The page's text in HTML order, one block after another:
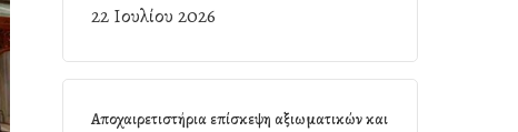
22 Ιουλίου 2026
Αποχαιρετιστήρια επίσκεψη αξιωματικών και